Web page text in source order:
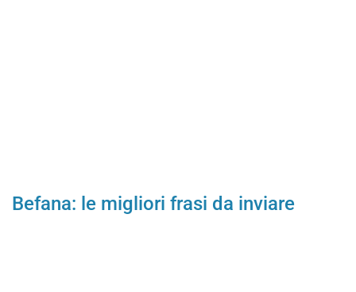
Befana: le migliori frasi da inviare